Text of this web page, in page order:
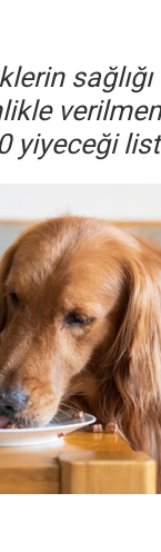
yiyeceği